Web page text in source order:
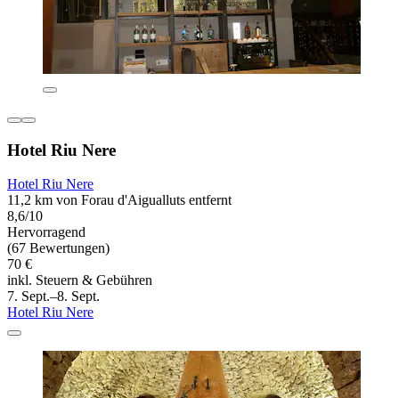
Hotel Riu Nere
Hotel Riu Nere
11,2 km von Forau d'Aigualluts entfernt
8,6/10
Hervorragend
(67 Bewertungen)
70 €
inkl. Steuern & Gebühren
7. Sept.–8. Sept.
Hotel Riu Nere